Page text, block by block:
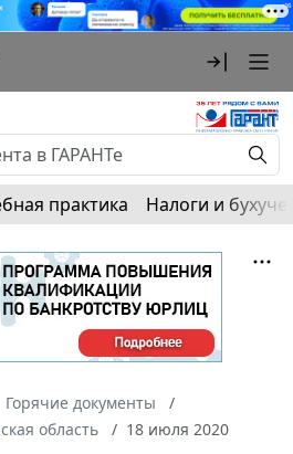
практика Налоги и
Горячие документы
область 18 июля 2020